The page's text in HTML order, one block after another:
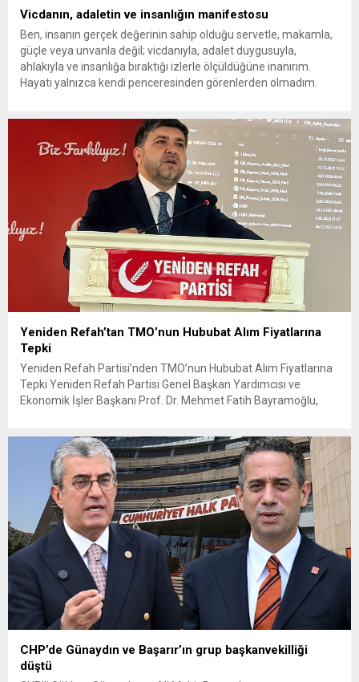
Vicdanın, adaletin ve insanlığın manifestosu
Ben, insanın gerçek değerinin sahip olduğu servetle, makamla,
güçle veya unvanla değil; vicdanıyla, adalet duygusuyla,
ahlakıyla ve insanlığa bıraktığı izlerle ölçüldüğüne inanırım.
Hayatı yalnızca kendi penceresinden görenlerden olmadım.
gözyaşı da, bir annenin umudu...
Yeniden Refah’tan TMO’nun Hububat Alım Fiyatlarına
Tepki
Yeniden Refah Partisi’nden TMO’nun Hububat Alım Fiyatlarına
Tepki Yeniden Refah Partisi Genel Başkan Yardımcısı ve
Ekonomik İşler Başkanı Prof. Dr. Mehmet Fatih Bayramoğlu,
fiyatların çiftçinin artan maliyetlerini karşılamaktan uzak
olduğunu savunarak fiyatların yeniden değerlendirilmesi
çağrısında...
CHP’de Günaydın ve Başarır’ın grup başkanvekilliği
düştü